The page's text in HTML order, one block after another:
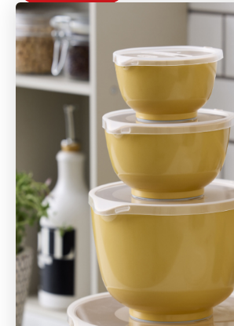
Rosti ist eine dänische Marke, die 1944 von Rolf
Jørgensen gegründet wurde. Das bekannteste
Margrethe-Schüssel, die 1954 mit Erlaubnis des
Königin Margrethe II. benannt wurde.
Rosti stellt langlebige Produkte her, die sich auf
Farben und gutes Design konzentrieren. Viele der
Jahren eingeführten Produkte von Rosti werden
weltweit verkauft - hauptsächlich in Europa, aber
sind wichtige Märkte. Rostis Ziel ist es, eine globale
Margrethe-Schüssel als Aushängeschild zu sein,
weiterhin neue Konzepte und Produkte entwickeln,
Designphilosophie wie bisher.